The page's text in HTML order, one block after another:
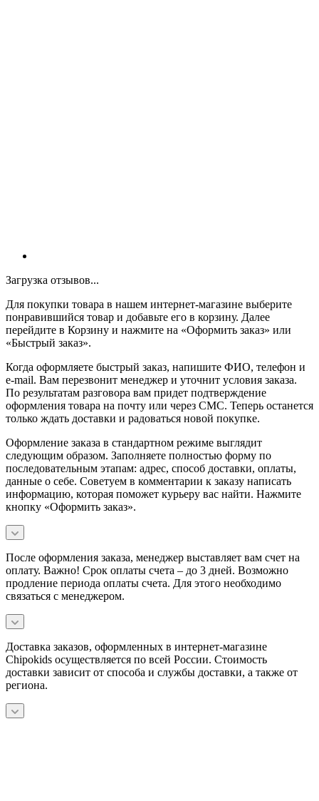
Загрузка отзывов...
Для покупки товара в нашем интернет-магазине выберите
понравившийся товар и добавьте его в корзину. Далее
перейдите в Корзину и нажмите на «Оформить заказ» или
«Быстрый заказ».
Когда оформляете быстрый заказ, напишите ФИО, телефон и
e-mail. Вам перезвонит менеджер и уточнит условия заказа.
По результатам разговора вам придет подтверждение
оформления товара на почту или через СМС. Теперь останется
только ждать доставки и радоваться новой покупке.
Оформление заказа в стандартном режиме выглядит
следующим образом. Заполняете полностью форму по
последовательным этапам: адрес, способ доставки, оплаты,
данные о себе. Советуем в комментарии к заказу написать
информацию, которая поможет курьеру вас найти. Нажмите
кнопку «Оформить заказ».
После оформления заказа, менеджер выставляет вам счет на
оплату. Важно! Срок оплаты счета – до 3 дней. Возможно
продление периода оплаты счета. Для этого необходимо
связаться с менеджером.
Доставка заказов, оформленных в интернет-магазине
Chipokids осуществляется по всей России. Стоимость
доставки зависит от способа и службы доставки, а также от
региона.